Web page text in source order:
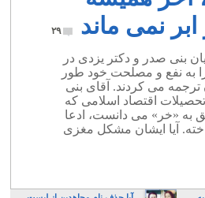
نمی ماند
۲۹
بنی صدر و دکتر یزدی در
به نفع و مصلحت خود طور
ترجمه می کردند. آقای بنی
اقتصاد اسلامی که
به «خر» می دانست، ادعا
آیا ایشان مشکل مغزی